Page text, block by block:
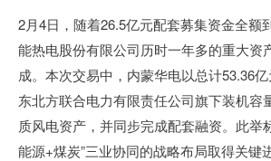
2月4日，随着26.5亿元配套募集资金全额
能热电股份有限公司历时一年多的重大资
成。本次交易中，内蒙华电以总计53.36
东北方联合电力有限责任公司旗下装机容
质风电资产，并同步完成配套融资。此举
能源+煤炭”三业协同的战略布局取得关键